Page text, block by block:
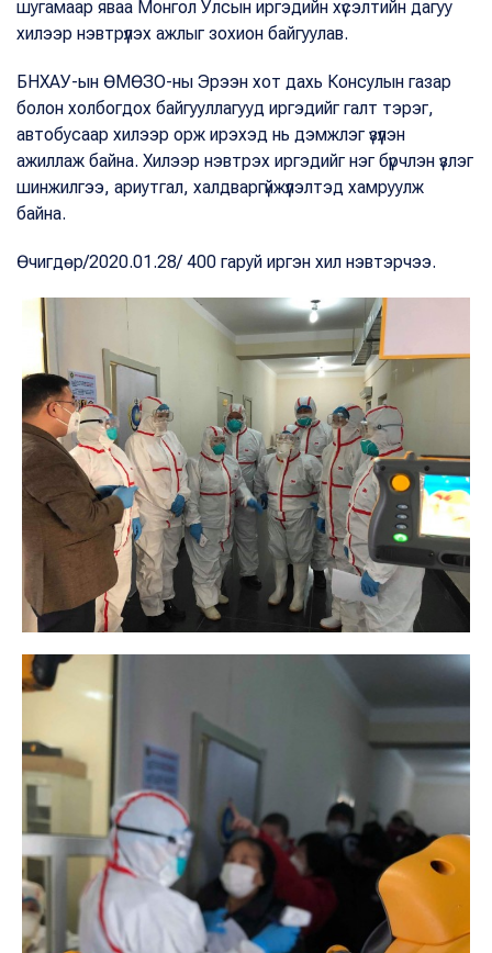
шугамаар яваа Монгол Улсын иргэдийн хүсэлтийн дагуу
хилээр нэвтрүүлэх ажлыг зохион байгуулав.
БНХАУ-ын ӨМӨЗО-ны Эрээн хот дахь Консулын газар
болон холбогдох байгууллагууд иргэдийг галт тэрэг,
автобусаар хилээр орж ирэхэд нь дэмжлэг үзүүлэн
ажиллаж байна. Хилээр нэвтрэх иргэдийг нэг бүрчлэн үзлэг
шинжилгээ, ариутгал, халдваргүйжүүлэлтэд хамруулж
байна.
Өчигдөр/2020.01.28/ 400 гаруй иргэн хил нэвтэрчээ.